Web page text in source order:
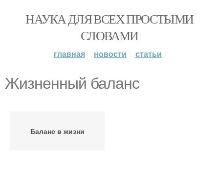
НАУКА ДЛЯ ВСЕХ ПРОСТЫМИ
СЛОВАМИ
главная новости статьи
Жизненный баланс
Баланс в жизни